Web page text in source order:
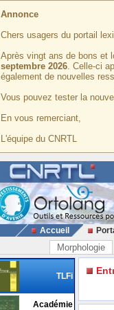
Annonce
Chers usagers du portail
Après vingt ans de bons et
septembre 2026. Celle-ci
également de nouvelles
Vous pouvez tester la
En vous remerciant,
L'équipe du CNRTL
Accueil
Morphologie
TLFi
Académie